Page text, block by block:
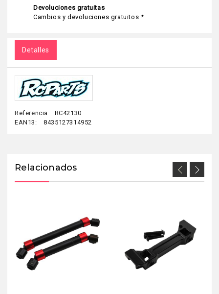
Devoluciones gratuitas
Cambios y devoluciones gratuitos *
Detalles
Referencia
RC42130
EAN13:
8435127314952
Relacionados